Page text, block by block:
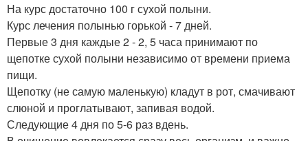
На курс достаточно 100 г сухой полыни.
Курс лечения полынью горькой - 7 дней.
Первые 3 дня каждые 2 - 2, 5 часа принимают по
щепотке сухой полыни независимо от времени приема
пищи.
Щепотку (не самую маленькую) кладут в рот, смачивают
слюной и проглатывают, запивая водой.
Следующие 4 дня по 5-6 раз вдень.